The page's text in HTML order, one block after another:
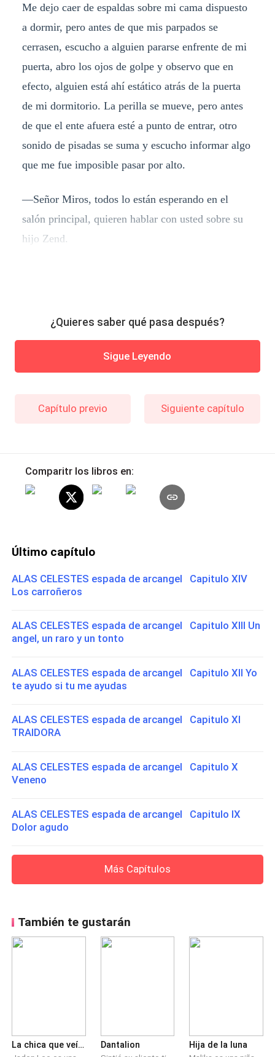
Me dejo caer de espaldas sobre mi cama dispuesto
a dormir, pero antes de que mis parpados se
cerrasen, escucho a alguien pararse enfrente de mi
puerta, abro los ojos de golpe y observo que en
efecto, alguien está ahí estático atrás de la puerta
de mi dormitorio. La perilla se mueve, pero antes
de que el ente afuera esté a punto de entrar, otro
sonido de pisadas se suma y escucho informar algo
que me fue imposible pasar por alto.
—Señor Miros, todos lo están esperando en el
salón principal, quieren hablar con usted sobre su
hijo Zend.
¿Quieres saber qué pasa después?
Sigue Leyendo
Capítulo previo Siguiente capítulo
Comparitr los libros en:
Último capítulo
ALAS CELESTES espada de arcangel Capitulo XIV
Los carroñeros
ALAS CELESTES espada de arcangel Capitulo XIII Un
angel, un raro y un tonto
ALAS CELESTES espada de arcangel Capitulo XII Yo
te ayudo si tu me ayudas
ALAS CELESTES espada de arcangel Capitulo XI
TRAIDORA
ALAS CELESTES espada de arcangel Capitulo X
Veneno
ALAS CELESTES espada de arcangel Capitulo IX
Dolor agudo
Más Capítulos
También te gustarán
La chica que veía fantasmas #1 Dantalion Hija de la luna